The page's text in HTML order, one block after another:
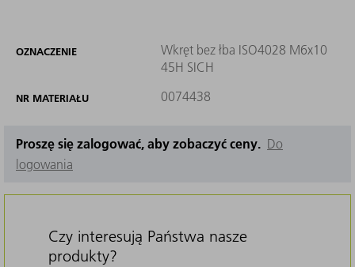
OZNACZENIE
Wkręt bez łba ISO4028 M6x10
45H SICH
NR MATERIAŁU 0074438
Proszę się zalogować, aby zobaczyć ceny. Do
logowania
Czy interesują Państwa nasze
produkty?